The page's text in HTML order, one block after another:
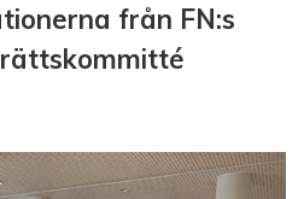
från FN:s